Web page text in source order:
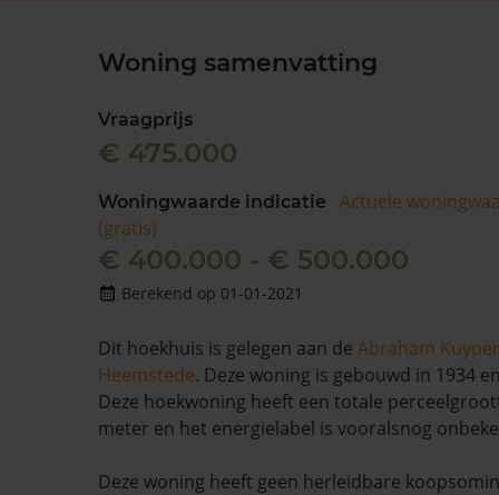
Woning samenvatting
Vraagprijs
€ 475.000
Woningwaarde indicatie
Actuele
(gratis)
€ 400.000 - € 500.000
Berekend op 01-01-2021
Dit hoekhuis is gelegen aan de Abraham
Heemstede. Deze woning is gebouwd in 1934
Deze hoekwoning heeft een totale
meter en het energielabel is vooralsnog
Deze woning heeft geen herleidbare